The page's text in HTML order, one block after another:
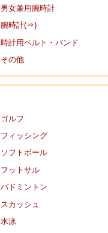
男女兼用腕時計
腕時計(⇒)
時計用ベルト・バンド
その他
ゴルフ
フィッシング
ソフトボール
フットサル
バドミントン
スカッシュ
水泳